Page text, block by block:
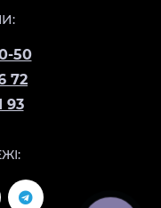
50
72
93